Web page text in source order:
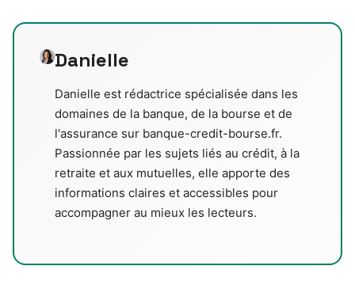
Danielle
Danielle est rédactrice spécialisée dans les
domaines de la banque, de la bourse et de
l'assurance sur banque-credit-bourse.fr.
Passionnée par les sujets liés au crédit, à la
retraite et aux mutuelles, elle apporte des
informations claires et accessibles pour
accompagner au mieux les lecteurs.